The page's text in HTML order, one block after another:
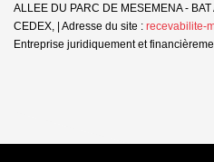
ALLEE DU PARC DE MESEMENA -
CEDEX, | Adresse du site : recevabilite-
Entreprise juridiquement et